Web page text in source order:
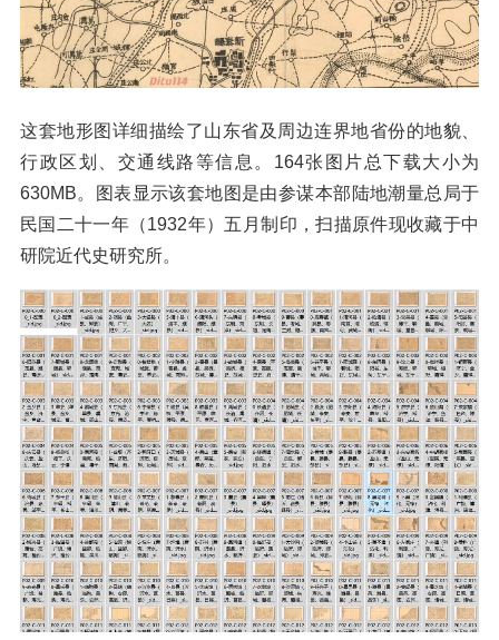
这套地形图详细描绘了山东省及周边连界地省份的地貌、
行政区划、交通线路等信息。164张图片总下载大小为
630MB。图表显示该套地图是由参谋本部陆地潮量总局于
民国二十一年（1932年）五月制印，扫描原件现收藏于中
研院近代史研究所。